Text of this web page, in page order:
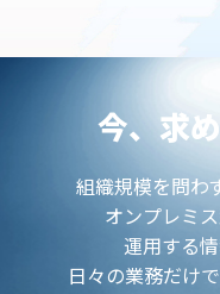
今、求
組織規模を問わ
オンプレミ
運用する
日々の業務だけ